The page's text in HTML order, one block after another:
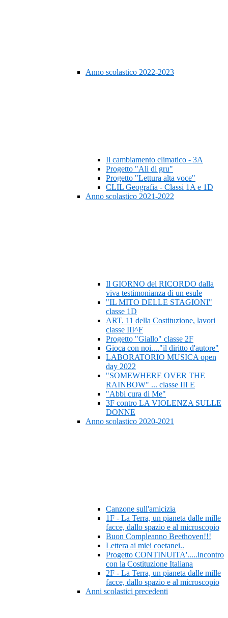
Anno scolastico 2022-2023
Il cambiamento climatico - 3A
Progetto "Ali di gru"
Progetto "Lettura alta voce"
CLIL Geografia - Classi 1A e 1D
Anno scolastico 2021-2022
Il GIORNO del RICORDO dalla
viva testimonianza di un esule
"IL MITO DELLE STAGIONI"
classe 1D
ART. 11 della Costituzione, lavori
classe III^F
Progetto "Giallo" classe 2F
Gioca con noi...."il diritto d'autore"
LABORATORIO MUSICA open
day 2022
"SOMEWHERE OVER THE
RAINBOW" ... classe III E
"Abbi cura di Me"
3F contro LA VIOLENZA SULLE
DONNE
Anno scolastico 2020-2021
Canzone sull'amicizia
1F - La Terra, un pianeta dalle mille
facce, dallo spazio e al microscopio
Buon Compleanno Beethoven!!!
Lettera ai miei coetanei..
Progetto CONTINUITA'.....incontro
con la Costituzione Italiana
2F - La Terra, un pianeta dalle mille
facce, dallo spazio e al microscopio
Anni scolastici precedenti